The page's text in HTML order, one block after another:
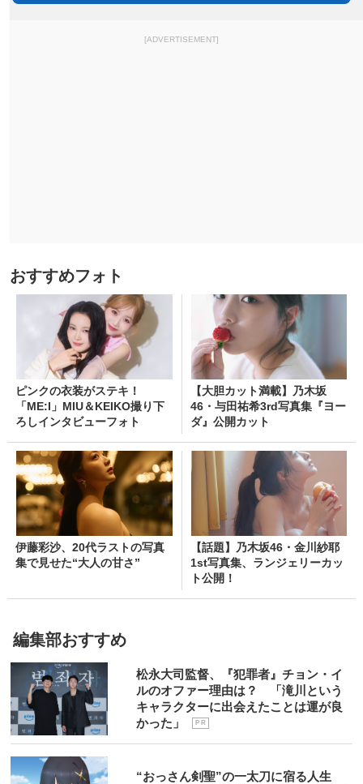
[ADVERTISEMENT]
おすすめフォト
ピンクの衣装がステキ！
「ME:I」MIU＆KEIKO撮り下
ろしインタビューフォト
【大胆カット満載】乃木坂
46・与田祐希3rd写真集『ヨー
ダ』公開カット
伊藤彩沙、20代ラストの写真
集で見せた“大人の甘さ”
【話題】乃木坂46・金川紗耶
1st写真集、ランジェリーカッ
ト公開！
編集部おすすめ
松永大司監督、『犯罪者』チョン・イ
ルのオファー理由は？ 「滝川という
キャラクターに出会えたことは運が良
かった」
P R
“おっさん剣聖”の一太刀に宿る人生